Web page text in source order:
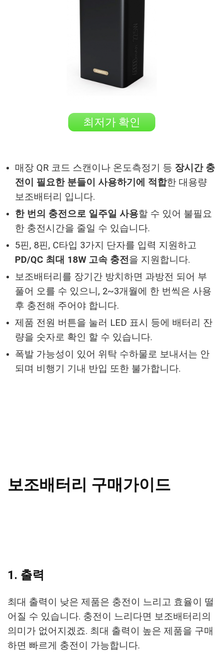
최저가 확인
매장 QR 코드 스캔이나 온도측정기 등 장시간 충
전이 필요한 분들이 사용하기에 적합한 대용량
보조배터리 입니다.
한 번의 충전으로 일주일 사용할 수 있어 불필요
한 충전시간을 줄일 수 있습니다.
5핀, 8핀, C타입 3가지 단자를 입력 지원하고
PD/QC 최대 18W 고속 충전을 지원합니다.
보조배터리를 장기간 방치하면 과방전 되어 부
풀어 오를 수 있으니, 2~3개월에 한 번씩은 사용
후 충전해 주어야 합니다.
제품 전원 버튼을 눌러 LED 표시 등에 배터리 잔
량을 숫자로 확인 할 수 있습니다.
폭발 가능성이 있어 위탁 수하물로 보내서는 안
되며 비행기 기내 반입 또한 불가합니다.
보조배터리 구매가이드
1. 출력
최대 출력이 낮은 제품은 충전이 느리고 효율이 떨
어질 수 있습니다. 충전이 느리다면 보조배터리의
의미가 없어지겠죠. 최대 출력이 높은 제품을 구매
하면 빠르게 충전이 가능합니다.